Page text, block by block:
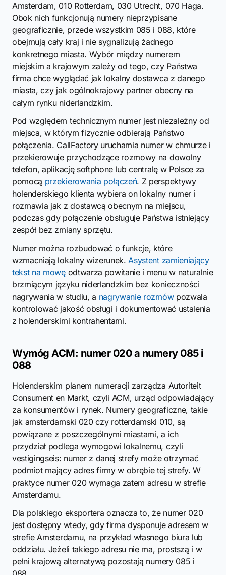
Amsterdam, 010 Rotterdam, 030 Utrecht, 070 Haga.
Obok nich funkcjonują numery nieprzypisane
geograficznie, przede wszystkim 085 i 088, które
obejmują cały kraj i nie sygnalizują żadnego
konkretnego miasta. Wybór między numerem
miejskim a krajowym zależy od tego, czy Państwa
firma chce wyglądać jak lokalny dostawca z danego
miasta, czy jak ogólnokrajowy partner obecny na
całym rynku niderlandzkim.
Pod względem technicznym numer jest niezależny od
miejsca, w którym fizycznie odbierają Państwo
połączenia. CallFactory uruchamia numer w chmurze i
przekierowuje przychodzące rozmowy na dowolny
telefon, aplikację softphone lub centralę w Polsce za
pomocą przekierowania połączeń. Z perspektywy
holenderskiego klienta wybiera on lokalny numer i
rozmawia jak z dostawcą obecnym na miejscu,
podczas gdy połączenie obsługuje Państwa istniejący
zespół bez zmiany sprzętu.
Numer można rozbudować o funkcje, które
wzmacniają lokalny wizerunek.Asystent zamieniający
tekst na mowęodtwarza powitanie i menu w naturalnie
brzmiącym języku niderlandzkim bez konieczności
nagrywania w studiu, a nagrywanie rozmówpozwala
kontrolować jakość obsługi i dokumentować ustalenia
z holenderskimi kontrahentami.
Wymóg ACM: numer 020 a numery 085 i
088
Holenderskim planem numeracji zarządza Autoriteit
Consument en Markt, czyli ACM, urząd odpowiadający
za konsumentów i rynek. Numery geograficzne, takie
jak amsterdamski 020 czy rotterdamski 010, są
powiązane z poszczególnymi miastami, a ich
przydział podlega wymogowi lokalnemu, czyli
vestigingseis: numer z danej strefy może otrzymać
podmiot mający adres firmy w obrębie tej strefy. W
praktyce numer 020 wymaga zatem adresu w strefie
Amsterdamu.
Dla polskiego eksportera oznacza to, że numer 020
jest dostępny wtedy, gdy firma dysponuje adresem w
strefie Amsterdamu, na przykład własnego biura lub
oddziału. Jeżeli takiego adresu nie ma, prostszą i w
pełni krajową alternatywą pozostają numery 085 i